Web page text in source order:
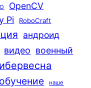
OpenCV
Pi RoboCraft
андроид
видео военный
наше